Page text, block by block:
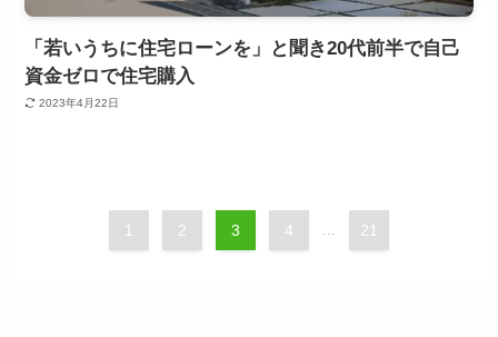
「若いうちに住宅ローンを」と聞き20代前半で自己
資金ゼロで住宅購入
2023年4月22日
1 2 3 4 21